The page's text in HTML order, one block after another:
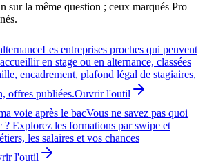
sur la même question ; ceux marqués Pro
Les entreprises proches qui peuvent
en stage ou en alternance, classées
encadrement, plafond légal de stagiaires,
offres publiées.Ouvrir l'outil
voie après le bacVous ne savez pas quoi
? Explorez les formations par swipe et
les salaires et vos chances
l'outil